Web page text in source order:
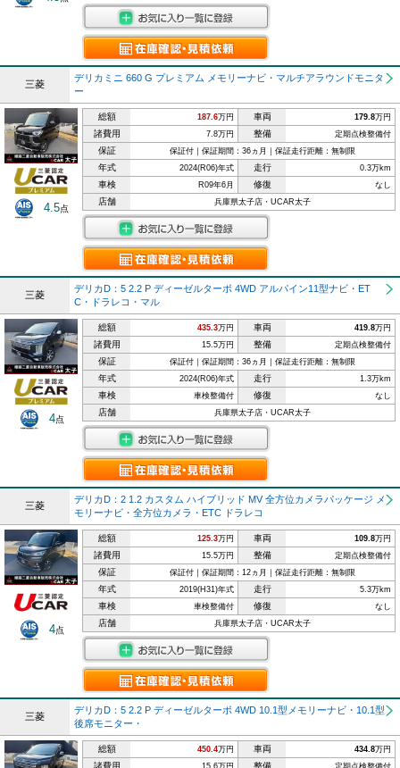
三菱
デリカミニ 660 G プレミアム メモリーナビ・マルチアラウンドモニタ
ー
4.5点
総額 187.6万円 車両 179.8万円
諸費用 7.8万円 整備 定期点検整備付
保証 保証付｜保証期間：36ヵ月｜保証走行距離：無制限
年式 2024(R06)年式 走行 0.3万km
車検 R09年6月 修復 なし
店舗 兵庫県太子店・UCAR太子
三菱
デリカD：5 2.2 P ディーゼルターボ 4WD アルパイン11型ナビ・ET
C・ドラレコ・マル
4点
総額 435.3万円 車両 419.8万円
諸費用 15.5万円 整備 定期点検整備付
保証 保証付｜保証期間：36ヵ月｜保証走行距離：無制限
年式 2024(R06)年式 走行 1.3万km
車検 車検整備付 修復 なし
店舗 兵庫県太子店・UCAR太子
三菱
デリカD：2 1.2 カスタム ハイブリッド MV 全方位カメラパッケージ メ
モリーナビ・全方位カメラ・ETC ドラレコ
4点
総額 125.3万円 車両 109.8万円
諸費用 15.5万円 整備 定期点検整備付
保証 保証付｜保証期間：12ヵ月｜保証走行距離：無制限
年式 2019(H31)年式 走行 5.3万km
車検 車検整備付 修復 なし
店舗 兵庫県太子店・UCAR太子
三菱
デリカD：5 2.2 P ディーゼルターボ 4WD 10.1型メモリーナビ・10.1型
後席モニター・
総額 450.4万円 車両 434.8万円
諸費用 15.6万円 整備 定期点検整備付